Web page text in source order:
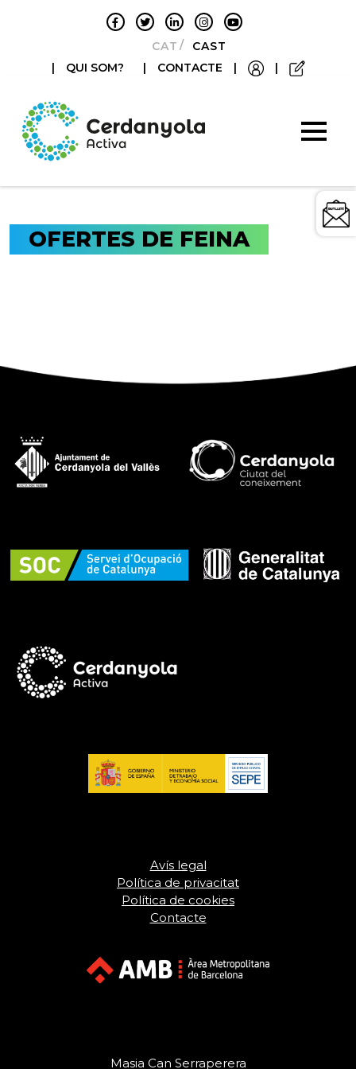
CATALÀCASTELLANO
|
QUI SOM? | CONTACTE | |
OFERTES DE FEINA
Avís legal
Política de privacitat
Política de cookies
Contacte
Masia Can Serraperera